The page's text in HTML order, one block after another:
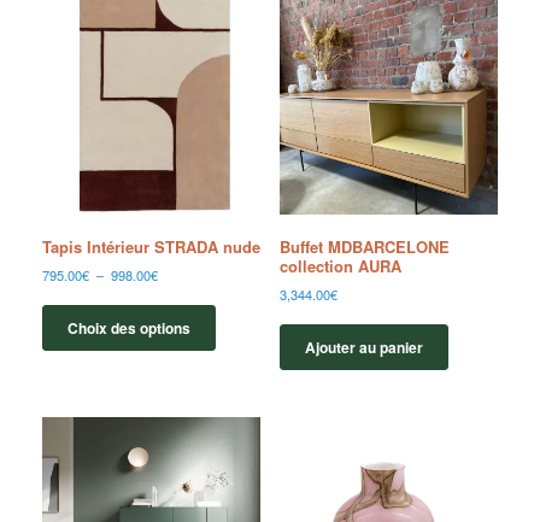
Tapis Intérieur STRADA nude
795.00€ – 998.00€
Choix des options
Buffet MDBARCELONE
collection AURA
3,344.00€
Ajouter au panier